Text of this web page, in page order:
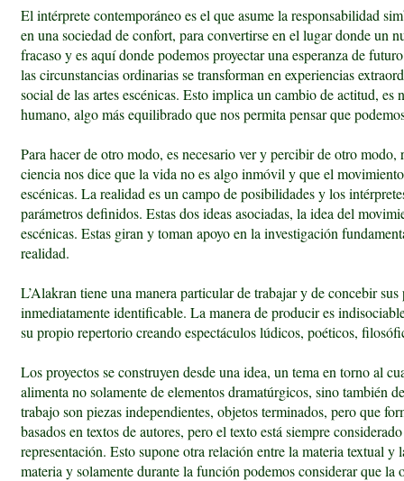
El intérprete contemporáneo es el que asume la responsabilidad
en una sociedad de confort, para convertirse en el lugar donde un
fracaso y es aquí donde podemos proyectar una esperanza de
las circunstancias ordinarias se transforman en experiencias
social de las artes escénicas. Esto implica un cambio de actitud, es
humano, algo más equilibrado que nos permita pensar que
Para hacer de otro modo, es necesario ver y percibir de otro
ciencia nos dice que la vida no es algo inmóvil y que el
escénicas. La realidad es un campo de posibilidades y los
parámetros definidos. Estas dos ideas asociadas, la idea del
escénicas. Estas giran y toman apoyo en la investigación
realidad.
L’Alakran tiene una manera particular de trabajar y de concebir
inmediatamente identificable. La manera de producir es
su propio repertorio creando espectáculos lúdicos, poéticos,
Los proyectos se construyen desde una idea, un tema en torno al
alimenta no solamente de elementos dramatúrgicos, sino también
trabajo son piezas independientes, objetos terminados, pero que
basados en textos de autores, pero el texto está siempre
representación. Esto supone otra relación entre la materia textual
materia y solamente durante la función podemos considerar que la